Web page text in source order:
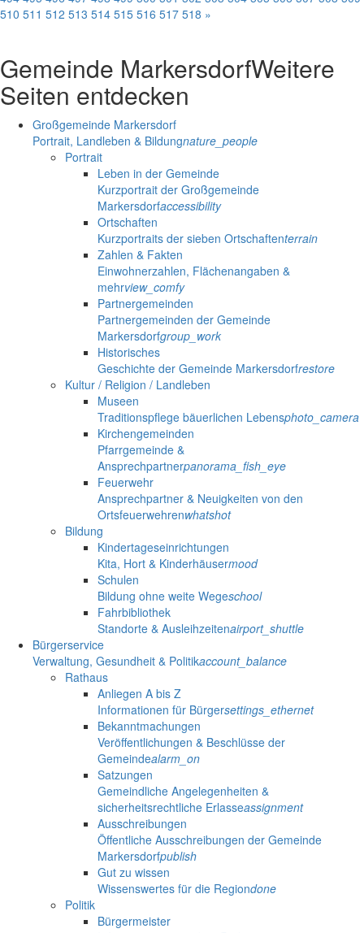
510 511 512 513 514 515 516 517 518 »
Gemeinde MarkersdorfWeitere
Seiten entdecken
Großgemeinde Markersdorf
Portrait, Landleben & Bildungnature_people
Portrait
Leben in der Gemeinde
Kurzportrait der Großgemeinde
Markersdorfaccessibility
Ortschaften
Kurzportraits der sieben Ortschaftenterrain
Zahlen & Fakten
Einwohnerzahlen, Flächenangaben &
mehrview_comfy
Partnergemeinden
Partnergemeinden der Gemeinde
Markersdorfgroup_work
Historisches
Geschichte der Gemeinde Markersdorfrestore
Kultur / Religion / Landleben
Museen
Traditionspflege bäuerlichen Lebensphoto_camera
Kirchengemeinden
Pfarrgemeinde &
Ansprechpartnerpanorama_fish_eye
Feuerwehr
Ansprechpartner & Neuigkeiten von den
Ortsfeuerwehrenwhatshot
Bildung
Kindertageseinrichtungen
Kita, Hort & Kinderhäusermood
Schulen
Bildung ohne weite Wegeschool
Fahrbibliothek
Standorte & Ausleihzeitenairport_shuttle
Bürgerservice
Verwaltung, Gesundheit & Politikaccount_balance
Rathaus
Anliegen A bis Z
Informationen für Bürgersettings_ethernet
Bekanntmachungen
Veröffentlichungen & Beschlüsse der
Gemeindealarm_on
Satzungen
Gemeindliche Angelegenheiten &
sicherheitsrechtliche Erlasseassignment
Ausschreibungen
Öffentliche Ausschreibungen der Gemeinde
Markersdorfpublish
Gut zu wissen
Wissenswertes für die Regiondone
Politik
Bürgermeister